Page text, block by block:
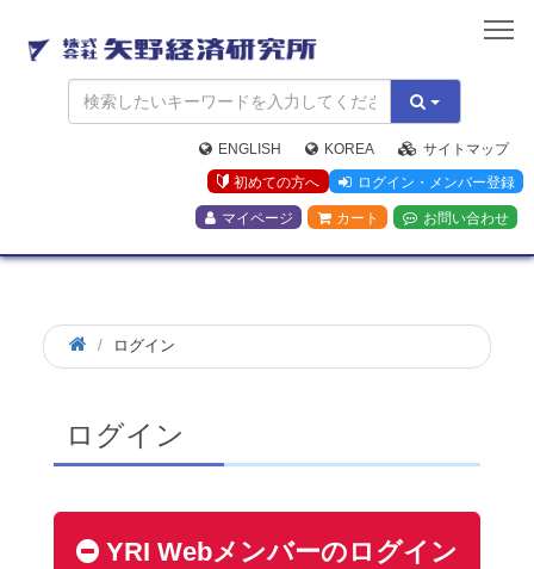
矢
野
経
済
研
究
所
ENGLISH KOREA
サイトマップ
初めての方へ
ログイン・メンバー登録
マイページ カート お問い合わせ
ログイン
ログイン
YRI Webメンバーのログイン